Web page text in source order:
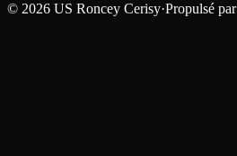
© 2026 US Roncey Cerisy·Propulsé par